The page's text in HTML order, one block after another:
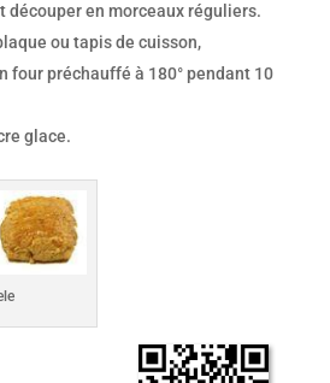
découper en morceaux réguliers.
ou tapis de cuisson,
four préchauffé à 180° pendant 10
glace.